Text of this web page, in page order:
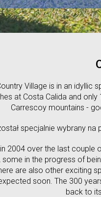
Village is in an idyllic
at Costa Calida and
Carrescoy mountains -
specjalnie wybrany na
2004 over the last
some in the progress of
are also other exciting
soon. The 300
back to